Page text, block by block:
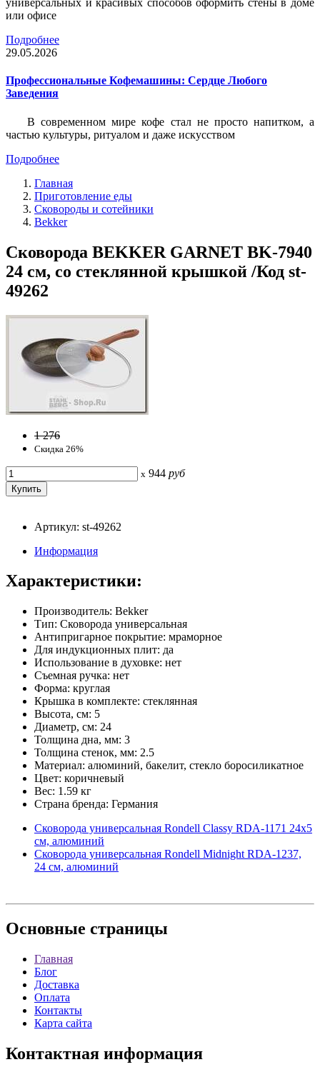
универсальных и красивых способов оформить стены в доме
или офисе
Подробнее
29.05.2026
Профессиональные Кофемашины: Сердце Любого
Заведения
В современном мире кофе стал не просто напитком, а
частью культуры, ритуалом и даже искусством
Подробнее
Главная
Приготовление еды
Сковороды и сотейники
Bekker
Сковорода BEKKER GARNET BK-7940
24 см, со стеклянной крышкой /Код st-
49262
1 276
Скидка 26%
x 944 руб
Артикул: st-49262
Информация
Характеристики:
Производитель: Bekker
Тип: Сковорода универсальная
Антипригарное покрытие: мраморное
Для индукционных плит: да
Использование в духовке: нет
Съемная ручка: нет
Форма: круглая
Крышка в комплекте: стеклянная
Высота, см: 5
Диаметр, см: 24
Толщина дна, мм: 3
Толщина стенок, мм: 2.5
Материал: алюминий, бакелит, стекло боросиликатное
Цвет: коричневый
Вес: 1.59 кг
Страна бренда: Германия
Сковорода универсальная Rondell Classy RDA-1171 24х5
см, алюминий
Сковорода универсальная Rondell Midnight RDA-1237,
24 см, алюминий
Основные страницы
Главная
Блог
Доставка
Оплата
Контакты
Карта сайта
Контактная информация